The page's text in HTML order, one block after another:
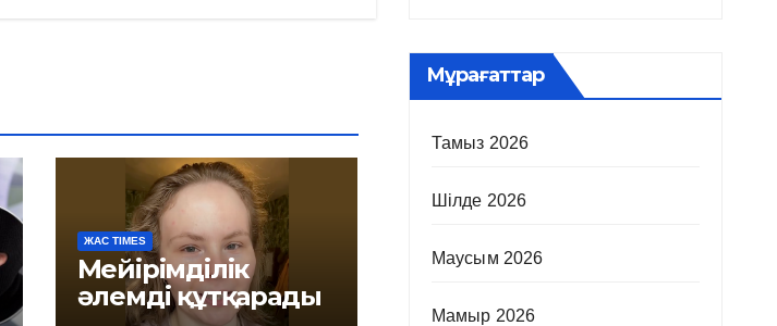
ЖАС TIMES
Мейірімділік
әлемді құтқарады
Мұрағаттар
Тамыз 2026
Шілде 2026
Маусым 2026
Мамыр 2026